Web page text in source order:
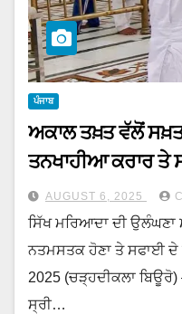
ਪੰਜਾਬ
ਅਕਾਲ ਤਖ਼ਤ ਵੱਲੋਂ
ਤਨਖਾਹੀਆ ਕਰਾਰ ਤੇ
AUGUST 6, 2025
ਸਿੱਖ ਮਰਿਆਦਾ ਦੀ
ਨਤਮਸਤਕ ਹੋਣਾ ਤੇ ਸਫਾਈ
2025 (ਚੜ੍ਹਦੀਕਲਾ
ਸ੍ਰੀ…